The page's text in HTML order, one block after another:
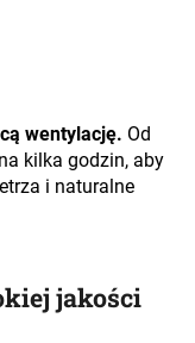
wentylację. Od
kilka godzin, aby
i naturalne
jakości